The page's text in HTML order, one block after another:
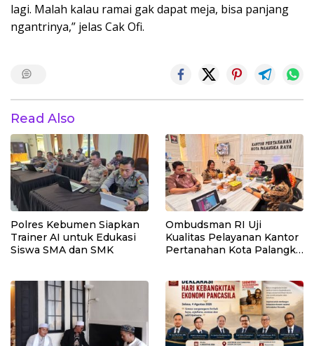
lagi. Malah kalau ramai gak dapat meja, bisa panjang
ngantrinya,” jelas Cak Ofi.
Read Also
Polres Kebumen Siapkan
Trainer AI untuk Edukasi
Siswa SMA dan SMK
Ombudsman RI Uji
Kualitas Pelayanan Kantor
Pertanahan Kota Palangka